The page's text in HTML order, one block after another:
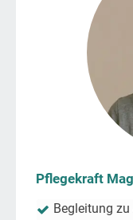
Pflegekraft
Begleitung zu